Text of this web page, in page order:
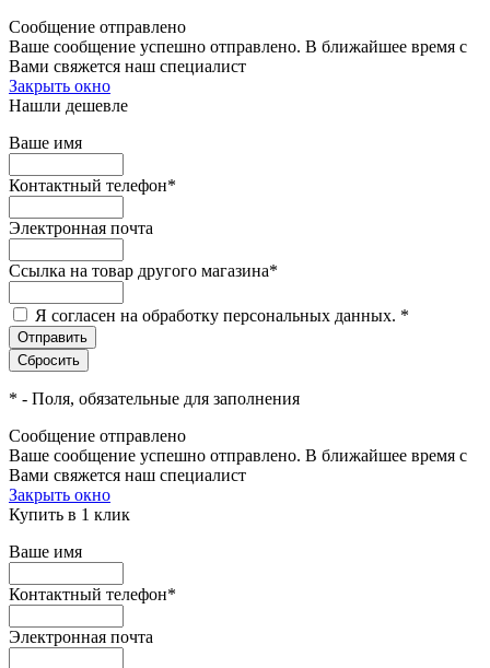
Сообщение отправлено
Ваше сообщение успешно отправлено. В ближайшее время с
Вами свяжется наш специалист
Закрыть окно
Нашли дешевле
Ваше имя
Контактный телефон*
Электронная почта
Ссылка на товар другого магазина*
Я согласен на обработку персональных данных. *
* - Поля, обязательные для заполнения
Сообщение отправлено
Ваше сообщение успешно отправлено. В ближайшее время с
Вами свяжется наш специалист
Закрыть окно
Купить в 1 клик
Ваше имя
Контактный телефон*
Электронная почта